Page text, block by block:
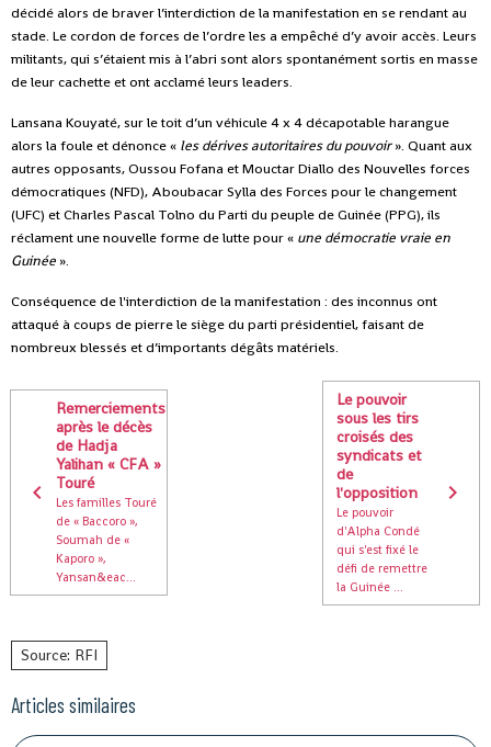
décidé alors de braver l’interdiction de la manifestation en se rendant au
stade. Le cordon de forces de l’ordre les a empêché d’y avoir accès. Leurs
militants, qui s’étaient mis à l’abri sont alors spontanément sortis en masse
de leur cachette et ont acclamé leurs leaders.
Lansana Kouyaté, sur le toit d’un véhicule 4 x 4 décapotable harangue
alors la foule et dénonce « les dérives autoritaires du pouvoir». Quant aux
autres opposants, Oussou Fofana et Mouctar Diallo des Nouvelles forces
démocratiques (NFD), Aboubacar Sylla des Forces pour le changement
(UFC) et Charles Pascal Tolno du Parti du peuple de Guinée (PPG), ils
réclament une nouvelle forme de lutte pour « une démocratie vraie en
Guinée ».
Conséquence de l'interdiction de la manifestation : des inconnus ont
attaqué à coups de pierre le siège du parti présidentiel, faisant de
nombreux blessés et d’importants dégâts matériels.
Remerciements
après le décès
de Hadja
Yalihan « CFA »
Touré
Les familles Touré
de « Baccoro »,
Soumah de «
Kaporo »,
Yansan&eac...
Le pouvoir
sous les tirs
croisés des
syndicats et
de
l'opposition
Le pouvoir
d'Alpha Condé
qui s'est fixé le
défi de remettre
la Guinée ...
Source: RFI
Articles similaires